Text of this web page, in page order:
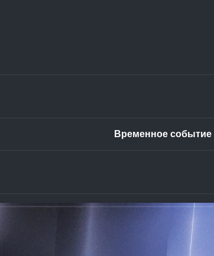
Временное событие